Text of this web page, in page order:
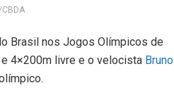
Brasil nos Jogos Olímpicos de
4×200m livre e o velocista Bruno